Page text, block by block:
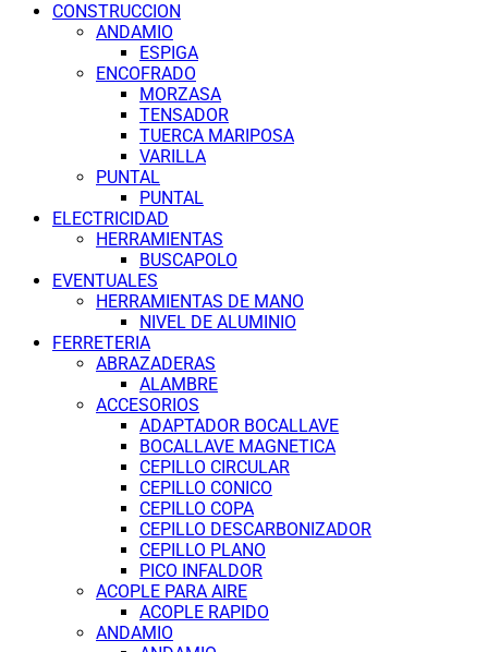
CONSTRUCCION
ANDAMIO
ESPIGA
ENCOFRADO
MORZASA
TENSADOR
TUERCA MARIPOSA
VARILLA
PUNTAL
PUNTAL
ELECTRICIDAD
HERRAMIENTAS
BUSCAPOLO
EVENTUALES
HERRAMIENTAS DE MANO
NIVEL DE ALUMINIO
FERRETERIA
ABRAZADERAS
ALAMBRE
ACCESORIOS
ADAPTADOR BOCALLAVE
BOCALLAVE MAGNETICA
CEPILLO CIRCULAR
CEPILLO CONICO
CEPILLO COPA
CEPILLO DESCARBONIZADOR
CEPILLO PLANO
PICO INFALDOR
ACOPLE PARA AIRE
ACOPLE RAPIDO
ANDAMIO